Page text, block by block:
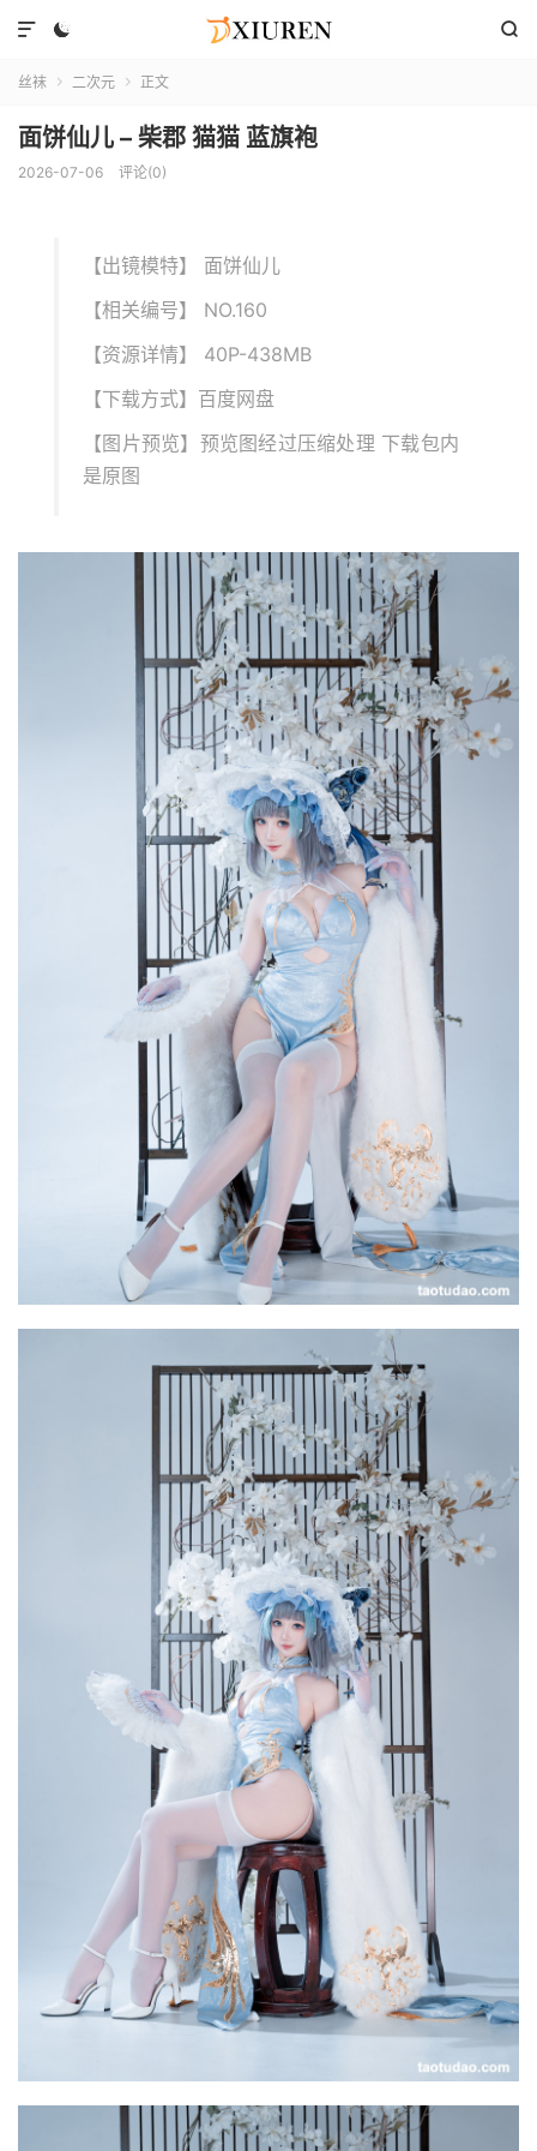
 

丝袜  二次元  正文
面饼仙儿 – 柴郡 猫猫 蓝旗袍
2026-07-06 评论(0)
【出镜模特】 面饼仙儿
【相关编号】 NO.160
【资源详情】 40P-438MB
【下载方式】百度网盘
【图片预览】预览图经过压缩处理 下载包内
是原图